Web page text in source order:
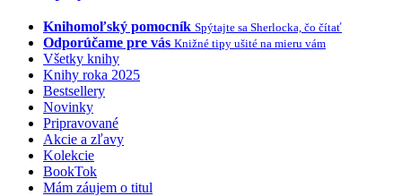
Knihomoľský pomocník Spýtajte sa Sherlocka, čo čítať
Odporúčame pre vás Knižné tipy ušité na mieru vám
Všetky knihy
Knihy roka 2025
Bestsellery
Novinky
Pripravované
Akcie a zľavy
Kolekcie
BookTok
Mám záujem o titul